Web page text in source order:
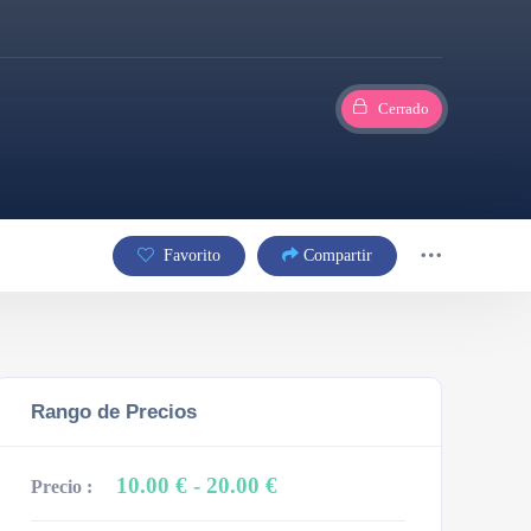
Cerrado
Favorito Compartir
Rango de Precios
Precio : 10.00 €- 20.00 €